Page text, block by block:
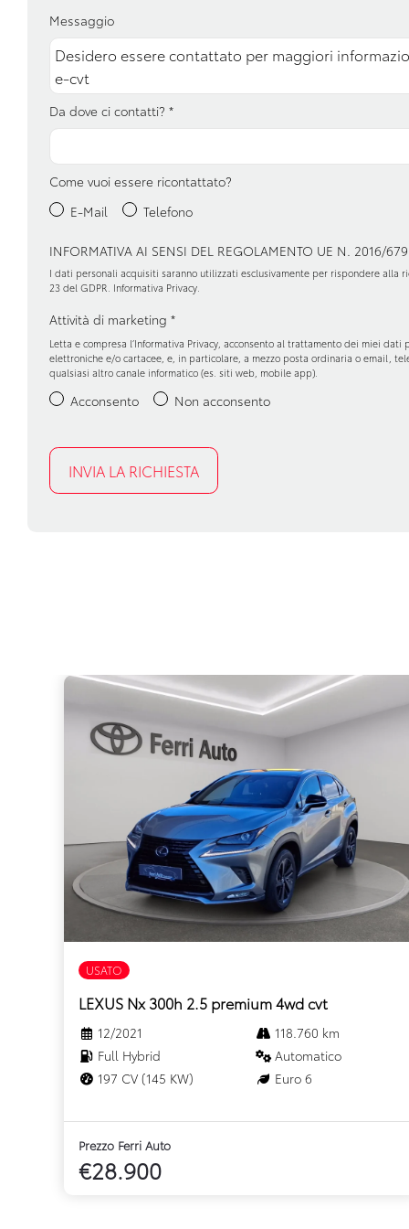
Supporto lombare
Trazione integrale
Usb
Volante in pelle
Volante
Messaggio
Da dove ci contatti? *
Come vuoi essere ricontattato?
E-Mail
Telefono
INFORMATIVA AI SENSI DEL REGOLAMENTO UE N. 2016/
I dati personali acquisiti saranno utilizzati esclusivamente per rispondere
23 del GDPR. Informativa Privacy
Attività di marketing *
Letta e compresa l’Informativa Privacy , acconsento al trattamento dei miei
elettroniche e/o cartacee, e, in particolare, a mezzo posta ordinaria o email,
qualsiasi altro canale informatico (es. siti web, mobile app).
Acconsento Non acconsento
USATO
LEXUS Nx 300h 2.5 premium 4wd cvt
12/2021
118.760 km
Full Hybrid
Automatico
197 CV (145 KW)
Euro 6
Prezzo Ferri Auto
€28.900